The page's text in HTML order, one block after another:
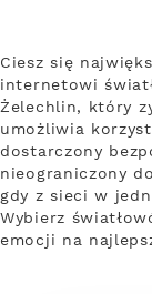
Ciesz się
internetowi
Żelechlin, który
umożliwia
dostarczony
nieograniczony
gdy z sieci w
Wybierz
emocji na